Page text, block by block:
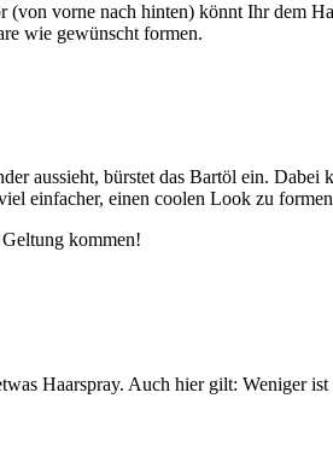
vorne nach hinten) könnt Ihr dem
wie gewünscht formen.
aussieht, bürstet das Bartöl ein.
einfacher, einen coolen Look zu
kommen!
Haarspray. Auch hier gilt: Weniger